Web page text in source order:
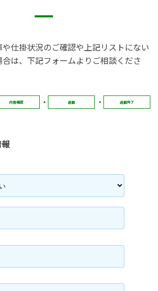
仕掛状況のご確認や上記リストにない
は、下記フォームよりご相談くださ
内容確認 送信 送信完了